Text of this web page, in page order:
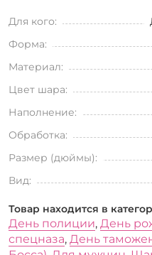
Для кого:
Форма:
Материал:
Цвет шара:
Наполнение:
Обработка:
Размер (дюймы):
Вид:
Товар находится в
День полиции, День
спецназа, День